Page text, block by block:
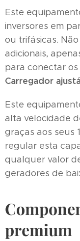
Este
inversores em
ou trifásicas.
adicionais,
para conectar os
Carregador
Este
alta velocidade
graças aos seus
regular esta
qualquer valor
geradores de
premium